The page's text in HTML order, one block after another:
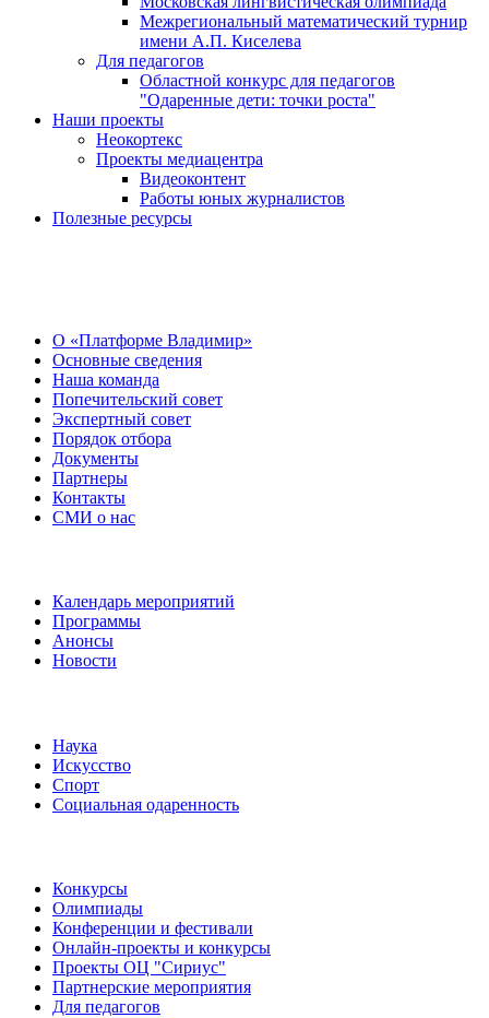
Межрегиональный математический турнир
имени А.П. Киселева
Для педагогов
Областной конкурс для педагогов
"Одаренные дети: точки роста"
Наши проекты
Неокортекс
Проекты медиацентра
Видеоконтент
Работы юных журналистов
Полезные ресурсы
О «Платформе Владимир»
Основные сведения
Наша команда
Попечительский совет
Экспертный совет
Порядок отбора
Документы
Партнеры
Контакты
СМИ о нас
Календарь мероприятий
Программы
Анонсы
Новости
Наука
Искусство
Спорт
Социальная одаренность
Конкурсы
Олимпиады
Конференции и фестивали
Онлайн-проекты и конкурсы
Проекты ОЦ "Сириус"
Партнерские мероприятия
Для педагогов